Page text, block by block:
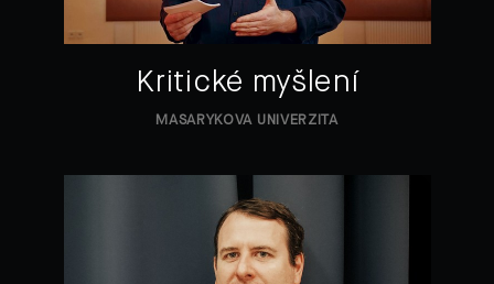
Kritické myšlení
MASARYKOVA UNIVERZITA